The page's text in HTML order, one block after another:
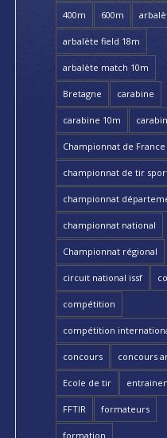
400m 600m
arbalète field 18m
arbalète match 10m
Bretagne carabine
carabine 10m
Championnat de France
championnat de tir
championnat
championnat national
Championnat régional
circuit national issf
compétition
compétition
concours concours
Ecole de tir
FFTIR formateurs
formation